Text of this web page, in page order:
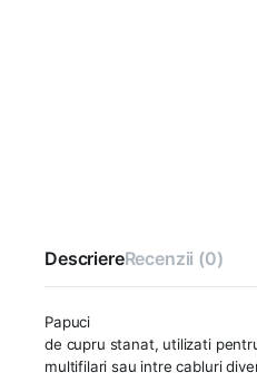
DescriereRecenzii (0)
Papuci
de cupru stanat, utilizati
multifilari sau intre cabluri